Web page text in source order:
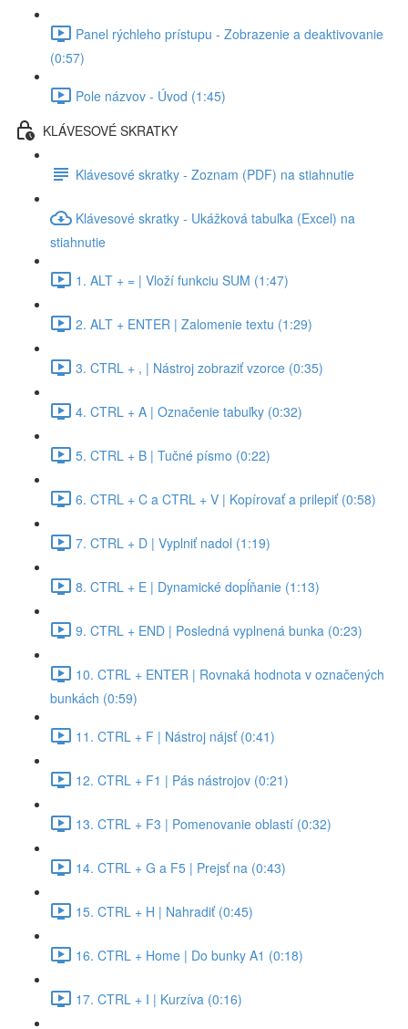
Panel rýchleho prístupu - Zobrazenie a deaktivovanie
(0:57)
Pole názvov - Úvod (1:45)
KLÁVESOVÉ SKRATKY
Klávesové skratky - Zoznam (PDF) na stiahnutie
Klávesové skratky - Ukážková tabuľka (Excel) na
stiahnutie
1. ALT + = | Vloží funkciu SUM (1:47)
2. ALT + ENTER | Zalomenie textu (1:29)
3. CTRL + , | Nástroj zobraziť vzorce (0:35)
4. CTRL + A | Označenie tabuľky (0:32)
5. CTRL + B | Tučné písmo (0:22)
6. CTRL + C a CTRL + V | Kopírovať a prilepiť (0:58)
7. CTRL + D | Vyplniť nadol (1:19)
8. CTRL + E | Dynamické dopĺňanie (1:13)
9. CTRL + END | Posledná vyplnená bunka (0:23)
10. CTRL + ENTER | Rovnaká hodnota v označených
bunkách (0:59)
11. CTRL + F | Nástroj nájsť (0:41)
12. CTRL + F1 | Pás nástrojov (0:21)
13. CTRL + F3 | Pomenovanie oblastí (0:32)
14. CTRL + G a F5 | Prejsť na (0:43)
15. CTRL + H | Nahradiť (0:45)
16. CTRL + Home | Do bunky A1 (0:18)
17. CTRL + I | Kurzíva (0:16)